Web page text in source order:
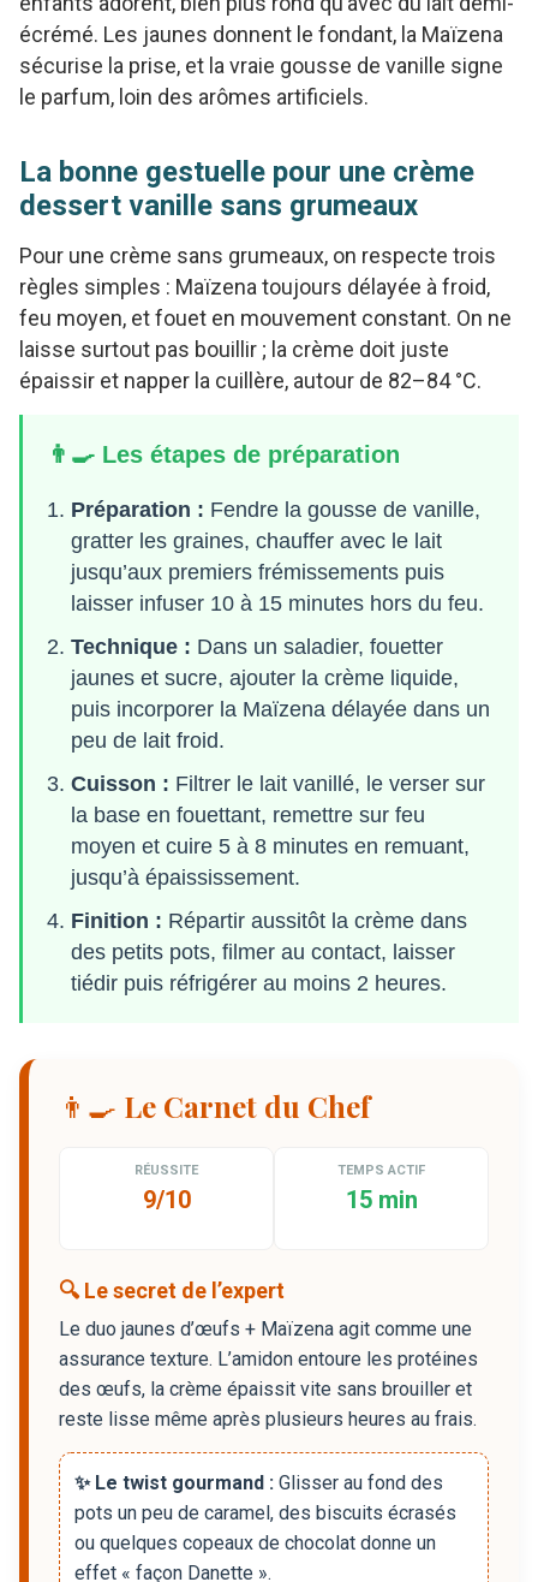
écrémé. Les jaunes donnent le fondant, la Maïzena
sécurise la prise, et la vraie gousse de vanille signe
le parfum, loin des arômes artificiels.
La bonne gestuelle pour une crème
dessert vanille sans grumeaux
Pour une crème sans grumeaux, on respecte trois
règles simples : Maïzena toujours délayée à froid,
feu moyen, et fouet en mouvement constant. On ne
laisse surtout pas bouillir ; la crème doit juste
épaissir et napper la cuillère, autour de 82–84 °C.
👨‍🍳 Les étapes de préparation
Préparation : Fendre la gousse de vanille,
gratter les graines, chauffer avec le lait
jusqu’aux premiers frémissements puis
laisser infuser 10 à 15 minutes hors du feu.
Technique : Dans un saladier, fouetter
jaunes et sucre, ajouter la crème liquide,
puis incorporer la Maïzena délayée dans un
peu de lait froid.
Cuisson : Filtrer le lait vanillé, le verser sur
la base en fouettant, remettre sur feu
moyen et cuire 5 à 8 minutes en remuant,
jusqu’à épaississement.
Finition : Répartir aussitôt la crème dans
des petits pots, filmer au contact, laisser
tiédir puis réfrigérer au moins 2 heures.
👨‍🍳 Le Carnet du Chef
RÉUSSITE
9/10
TEMPS ACTIF
15 min
🔍 Le secret de l’expert
Le duo jaunes d’œufs + Maïzena agit comme une
assurance texture. L’amidon entoure les protéines
des œufs, la crème épaissit vite sans brouiller et
reste lisse même après plusieurs heures au frais.
✨ Le twist gourmand : Glisser au fond des
pots un peu de caramel, des biscuits écrasés
ou quelques copeaux de chocolat donne un
effet « façon Danette ».